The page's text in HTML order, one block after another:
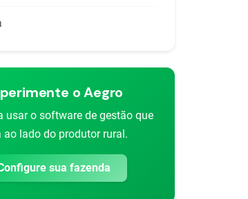
o Aegro
usar o software de gestão que
ao lado do produtor rural.
sua fazenda